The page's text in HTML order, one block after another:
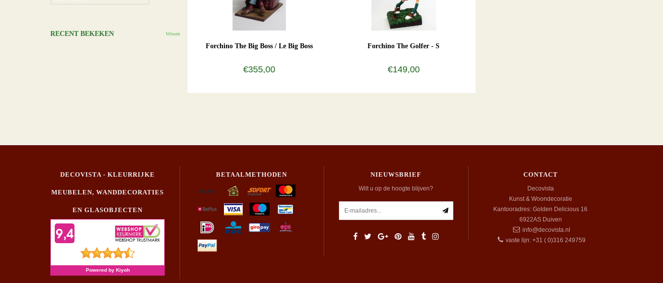
RECENT BEKEKEN Wissen
Forchino The Big Boss / Le Big Boss
€355,00
Forchino The Golfer - S
€149,00
DECOVISTA - KLEURRIJKE
MEUBELEN, WANDDECORATIES
EN GLASOBJECTEN
BETAALMETHODEN NIEUWSBRIEF
Wilt u op de hoogte blijven?
CONTACT
Decovista
Kunst & Woondecoratie
Kantooradres: Golden Delicious 16
6922AS Duiven
info@decovista.nl
vaste lijn: +31 ( 0)316 249759